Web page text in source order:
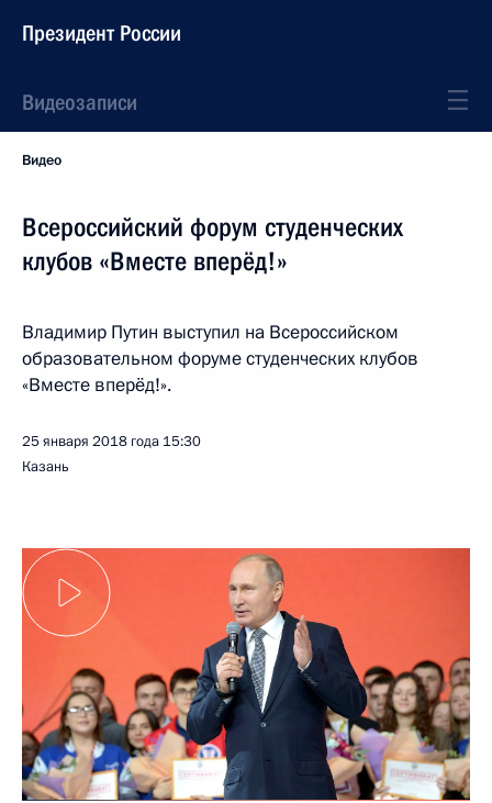
Президент России
Видеозаписи
Видео
Всероссийский форум студенческих
клубов «Вместе вперёд!»
Владимир Путин выступил на Всероссийском
образовательном форуме студенческих клубов
«Вместе вперёд!».
25 января 2018 года 15:30
Казань